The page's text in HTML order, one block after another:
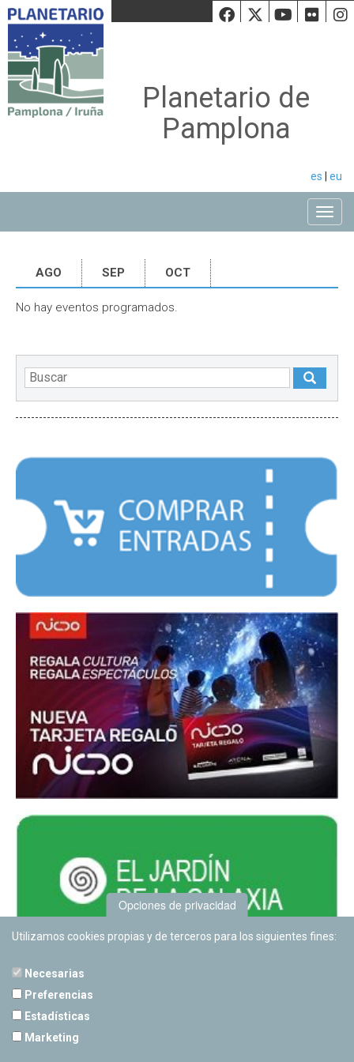
Facebook
Twiiter
Planetario de
Pamplona
es eu
AGO SEP OCT
No hay eventos programados.
Opciones de privacidad
Utilizamos cookies propias y de terceros para los siguientes fines:
Necesarias
Preferencias
Estadísticas
Marketing